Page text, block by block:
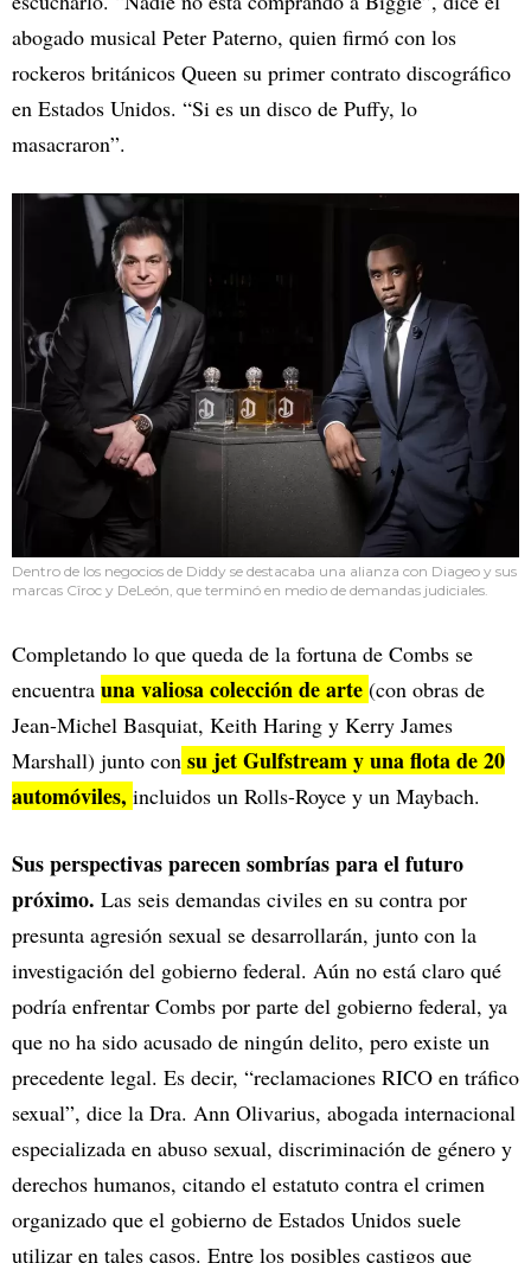
abogado musical Peter Paterno, quien firmó con los
rockeros británicos Queen su primer contrato discográfico
en Estados Unidos. “Si es un disco de Puffy, lo
masacraron”.
Dentro de los negocios de Diddy se destacaba una alianza con Diageo y sus
marcas Cîroc y DeLeón, que terminó en medio de demandas judiciales.
Completando lo que queda de la fortuna de Combs se
encuentra una valiosa colección de arte (con obras de
Jean-Michel Basquiat, Keith Haring y Kerry James
Marshall) junto con su jet Gulfstream y una flota de 20
automóviles, incluidos un Rolls-Royce y un Maybach.
Sus perspectivas parecen sombrías para el futuro
próximo. Las seis demandas civiles en su contra por
presunta agresión sexual se desarrollarán, junto con la
investigación del gobierno federal. Aún no está claro qué
podría enfrentar Combs por parte del gobierno federal, ya
que no ha sido acusado de ningún delito, pero existe un
precedente legal. Es decir, “reclamaciones RICO en tráfico
sexual”, dice la Dra. Ann Olivarius, abogada internacional
especializada en abuso sexual, discriminación de género y
derechos humanos, citando el estatuto contra el crimen
organizado que el gobierno de Estados Unidos suele
utilizar en tales casos. Entre los posibles castigos que